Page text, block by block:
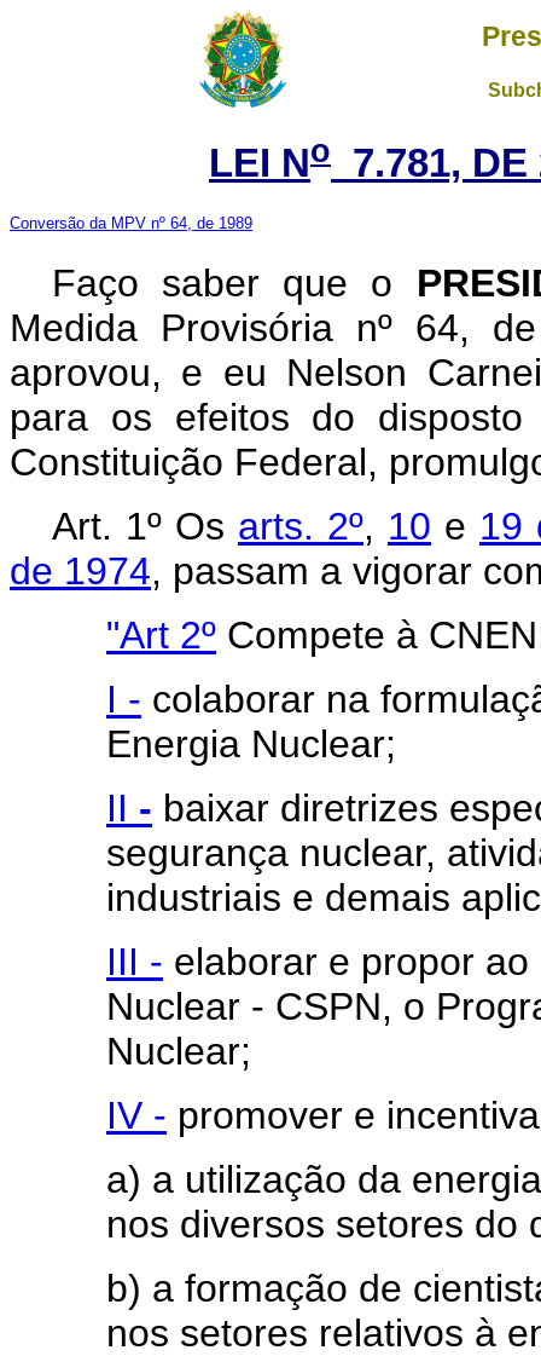
LEI No 7.781, DE
Conversão da MPV nº 64, de 1989
Faço saber que o
Medida Provisória nº 64,
aprovou, e eu Nelson
para os efeitos do
Constituição Federal,
Art. 1º Os arts. 2º, 10 e 19
de 1974, passam a vigorar
"Art 2º Compete à
I - colaborar na
Energia Nuclear;
II - baixar diretrizes
segurança nuclear,
industriais e demais
III - elaborar e propor
Nuclear - CSPN, o
Nuclear;
IV - promover e
a) a utilização da
nos diversos setores do
b) a formação de
nos setores relativos à